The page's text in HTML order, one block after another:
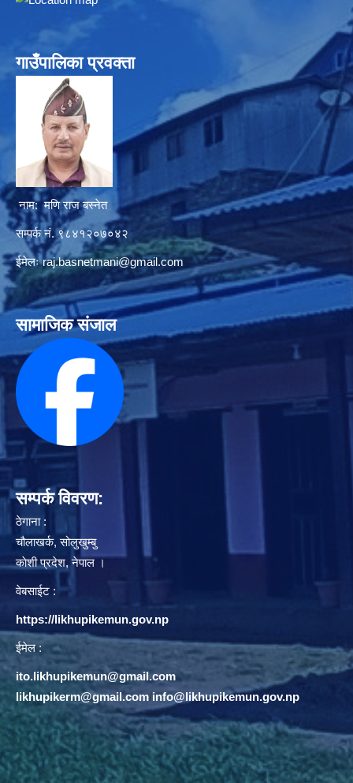
गाउँपालिका प्रवक्ता
नाम: मणि राज बस्नेत
सम्पर्क नं. ९८४१२०७०४२
ईमेलःraj.basnetmani@gmail.com
सामाजिक संजाल
सम्पर्क विवरण:
ठेगाना :
चौलाखर्क, सोलुखुम्बु
काेशी प्रदेश, नेपाल ।
वेबसाईट :
https://likhupikemun.gov.np
ईमेल :
ito.likhupikemun@gmail.com
likhupikerm@gmail.com/info@likhupikemun.gov.np